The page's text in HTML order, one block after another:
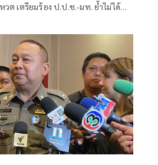
วต เตรียมร้อง ป.ป.ช.-มท. ย้ำไม่ได้